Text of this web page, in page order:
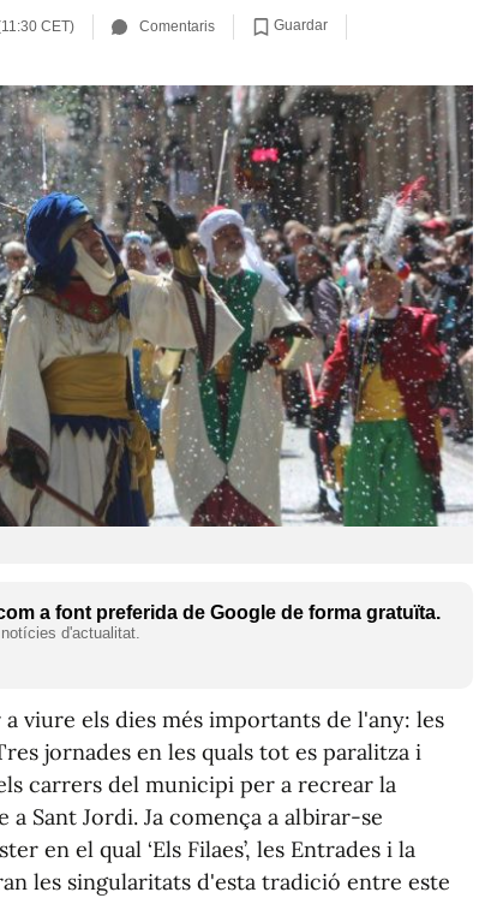
CET) Comentaris Guardar
a font preferida de Google de forma gratuïta.
d'actualitat.
a viure els dies més importants de l'any: les
jornades en les quals tot es paralitza i
carrers del municipi per a recrear la
Sant Jordi. Ja comença a albirar-se
en el qual ‘Els Filaes’, les Entrades i la
les singularitats d'esta tradició entre este